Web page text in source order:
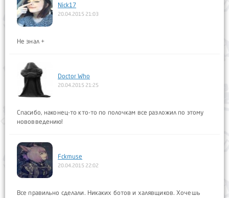
Nick17
20.04.2015 21:03
Не знал +
Doctor Who
20.04.2015 21:25
Спасибо, наконец-то кто-то по полочкам все разложил по этому
нововведению!
Fckmuse
20.04.2015 22:02
Все правильно сделали. Никаких ботов и халявщиков. Хочешь